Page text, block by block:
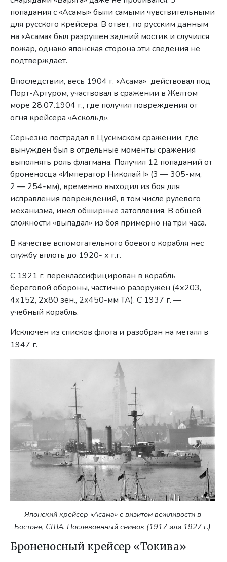
попадания с «Асамы» были самыми чувствительными
для русского крейсера. В ответ, по русским данным
на «Асама» был разрушен задний мостик и случился
пожар, однако японская сторона эти сведения не
подтверждает.
Впоследствии, весь 1904 г. «Асама» действовал под
Порт-Артуром, участвовал в сражении в Желтом
море 28.07.1904 г., где получил повреждения от
огня крейсера «Аскольд».
Серьёзно пострадал в Цусимском сражении, где
вынужден был в отдельные моменты сражения
выполнять роль флагмана. Получил 12 попаданий от
броненосца «Император Николай I» (3 — 305-мм,
2 — 254-мм), временно выходил из боя для
исправления повреждений, в том числе рулевого
механизма, имел обширные затопления. В общей
сложности «выпадал» из боя примерно на три часа.
В качестве вспомогательного боевого корабля нес
службу вплоть до 1920- х г.г.
С 1921 г. переклассифицирован в корабль
береговой обороны, частично разоружен (4х203,
4х152, 2х80 зен., 2х450-мм ТА). С 1937 г. —
учебный корабль.
Исключен из списков флота и разобран на металл в
1947 г.
Японский крейсер «Асама» с визитом вежливости в
Бостоне, США. Послевоенный снимок (1917 или 1927 г.)
Броненосный крейсер «Токива»